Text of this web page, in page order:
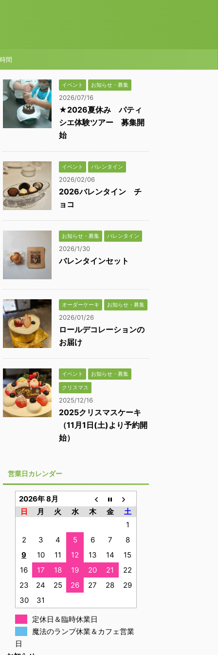
間
イベント お知らせ・募集
2026/07/16
★2026夏休み パティ
シエ体験ツアー 募集開
始
イベント バレンタイン
2026/02/06
2026バレンタイン チ
ョコ
お知らせ・募集 バレンタイン
2026/1/30
バレンタインセット
オーダーケーキ お知らせ・募集
2026/01/26
ロールデコレーションの
お届け
イベント
お知らせ・募集
クリスマス
2025/12/16
2025クリスマスケーキ
（11月1日(土)より予約開
始）
営業日カレンダー
2026年 8月
日
月 火 水 木 金
土
1
2
3 4 5 6 7
8
9
10 11 12 13 14
15
16
17 18 19 20 21
22
23
24 25 26 27 28
29
30
31
定休日＆臨時休業日
魔法のランプ休業＆カフェ営業
日